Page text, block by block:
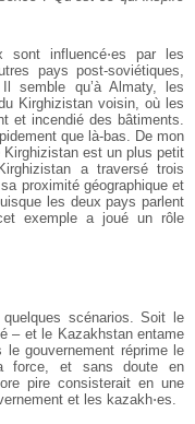
sont influencé⋅es par les
pays post-soviétiques,
semble qu’à Almaty, les
Kirghizistan voisin, où les
et incendié des bâtiments.
que là-bas. De mon
est un plus petit
a traversé trois
proximité géographique et
les deux pays parlent
exemple a joué un rôle
scénarios. Soit le
– et le Kazakhstan entame
gouvernement réprime le
force, et sans doute en
pire consisterait en une
et les kazakh⋅es.